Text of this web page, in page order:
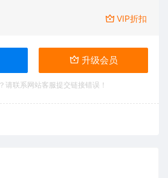
VIP折扣
升级会员
请联系网站客服提交链接错误！